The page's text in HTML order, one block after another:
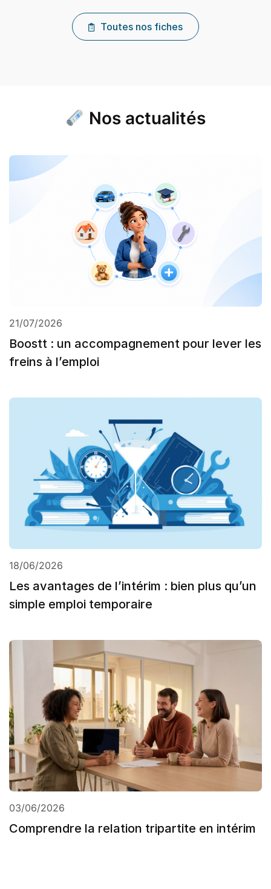
Toutes nos fiches
Nos actualités
21/07/2026
Boostt : un accompagnement pour lever les
freins à l’emploi
18/06/2026
Les avantages de l’intérim : bien plus qu’un
simple emploi temporaire
03/06/2026
Comprendre la relation tripartite en intérim